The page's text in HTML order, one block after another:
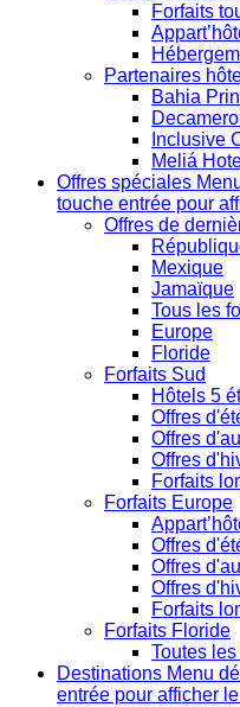
Forfaits
Partenaires
Bahia
Inclusive
Meliá
Offres spéciales
touche entrée pour
Offres de
Mexique
Jamaïque
Tous les
Europe
Floride
Forfaits Sud
Hôtels 5
Offres
Offres
Offres
Forfaits
Forfaits Europe
Offres
Offres
Offres
Forfaits
Forfaits Floride
Toutes
Destinations Menu
entrée pour afficher